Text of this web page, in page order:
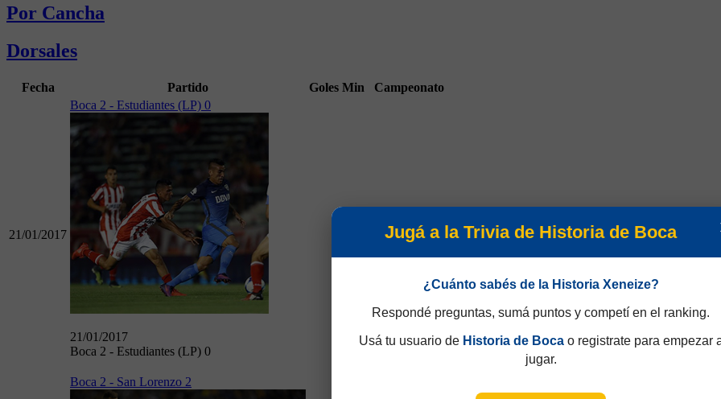
Por Cancha
Dorsales
Fecha Partido Goles Min Campeonato
21/01/2017
Boca 2 - Estudiantes (LP) 0
21/01/2017
Boca 2 - Estudiantes (LP) 0
Amistosos 2017
Boca 2 - San Lorenzo 2
Jugá a la Trivia de Historia de Boca
¿Cuánto sabés de la Historia Xeneize?
Respondé preguntas, sumá puntos y competí en el ranking.
Usá tu usuario de Historia de Bocao registrate para empezar
jugar.